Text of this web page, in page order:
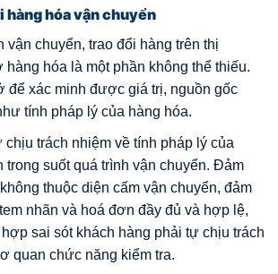
hàng hóa vận chuyển
vận chuyển, trao đổi hàng trên thị
hóa là một phần không thể thiếu.
để xác minh được giá trị, nguồn gốc
tính pháp lý của hàng hóa.
chịu trách nhiệm về tính pháp lý của
trong suốt quá trình vận chuyển. Đảm
thuộc diện cấm vận chuyển, đảm
nhãn và hoá đơn đầy đủ và hợp lệ,
sai sót khách hàng phải tự chịu trách
quan chức năng kiểm tra.